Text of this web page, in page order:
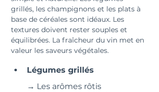
grillés, les champignons et les plats à
base de céréales sont idéaux. Les
textures doivent rester souples et
équilibrées. La fraîcheur du vin met en
valeur les saveurs végétales.
Légumes grillés
→ Les arômes rôtis